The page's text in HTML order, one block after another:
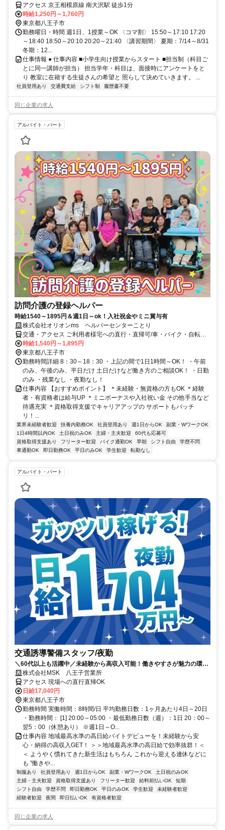
アクセス 京王相模原線 南大沢駅 徒歩1分
時給1,250円～1,760円
東京都八王子市
勤務曜日・時間 週1日、1授業～OK 〈コマ割〉 15:50～17:10 17:20
～18:40 18:50～20:10 20:20～21:40 〈講習期間〉 夏期：7/14～8/31
冬期：12...
仕事情報 ● 仕事内容 ■小学生向け授業からスタート ■担当制（科目ご
とに同一講師が担当） 担当学年・科目は、面接時にアンケートをと
り 教室に在籍する生徒さんの希望と 照らして決めていきます。 ...
社員登用あり 交通費支給 シフト制 履歴書不要
同じ企業の求人
アルバイト・パート
訪問介護の登録ヘルパー
時給1540～1895円＆週1日～ok！入社祝金やミニ賞与有
株式会社オリオンms ヘルパーセンターことり
交通・アクセス ご利用者様宅への直行・直帰可/車・バイク・自転車
通勤OK
時給1,540円～1,895円
東京都八王子市
勤務時間詳細 8：30～18：30 ・上記の間で1日1時間～OK！ ・午前
のみ、午後のみ、平日だけ 土日だけなど働き方のご相談OK！ ・日勤
のみ ・残業なし ・夜勤なし！
仕事内容 【おすすめポイント】 ＊未経験・無資格の方もOK ＊経験
者・有資格者は給与UP ＊ミニボーナスや入社祝い金 その他手当など
待遇充実 ＊資格取得支援でキャリアアップの サポートもバッチ
リ！...
業界未経験者歓迎 扶養内勤務OK 社員登用あり 週1日からOK
副業・WワークOK
1日4時間以内OK
土日祝のみOK 主婦・主夫歓迎
60代も応募可
資格取得支援あり
フリーター歓迎 バイク通勤OK 早朝 シフト自由
学歴不問
車通勤OK
即日勤務OK 平日のみOK 学生歓迎 転勤なし
アルバイト・パート
交通誘導警備スタッフ/夜勤
＼60代以上も活躍中／未経験から高収入可能！働きやすさが魅力の環境
で警備員デビューをしませんか！【月収34万円以上可能！日払いも
OK！】勤務3日前迄シフト申請が可能です！週1日～・短期もOK！あな
たのライフスタイルに合わせてお仕事しませんか！未経験者大歓迎！年
代幅広く活躍しています。
株式会社MSK 八王子営業所
アクセス 現場への直行直帰OK
日給17,040円
東京都八王子市
勤務時間 実働時間：8時間/日 平均勤務日数：1ヶ月あたり4日～20日
・勤務時間： [1] 20:00～05:00 ・最低勤務日数（週）：1日 20：00～
翌5：00（休憩あり） ※週1日～O...
仕事内容 地域最高水準の高日給バイトデビューを！未経験から安
心・納得の高収入GET！ ＞＞地域最高水準の高日給で効率抜群！＜
＜ ようやく慣れてきた新生活はもちろん これから迎える連休などに
も ”働きや...
制服あり 社員登用あり 週1日からOK 副業・WワークOK
土日祝のみOK
主婦・主夫歓迎
資格取得支援あり フリーター歓迎 給料前払いOK
短期
シフト自由
学歴不問 即日勤務OK 平日のみOK 学生歓迎
未経験者歓迎
経験者歓迎
夜間 即日払いOK 有資格者歓迎
同じ企業の求人